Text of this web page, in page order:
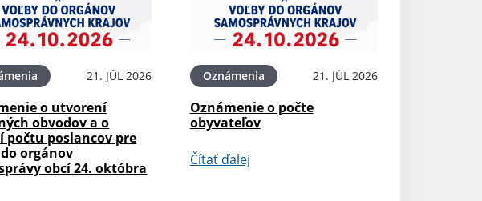
21. JÚL 2026
o utvorení
obvodov a o
počtu poslancov pre
orgánov
obcí 24. októbra
Oznámenia 21. JÚL 2026
Oznámenie o počte
obyvateľov
Čítať ďalej